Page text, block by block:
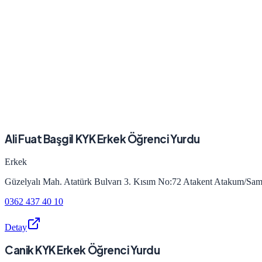
Ali Fuat Başgil KYK Erkek Öğrenci Yurdu
Erkek
Güzelyalı Mah. Atatürk Bulvarı 3. Kısım No:72 Atakent Atakum/
0362 437 40 10
Detay
Canik KYK Erkek Öğrenci Yurdu